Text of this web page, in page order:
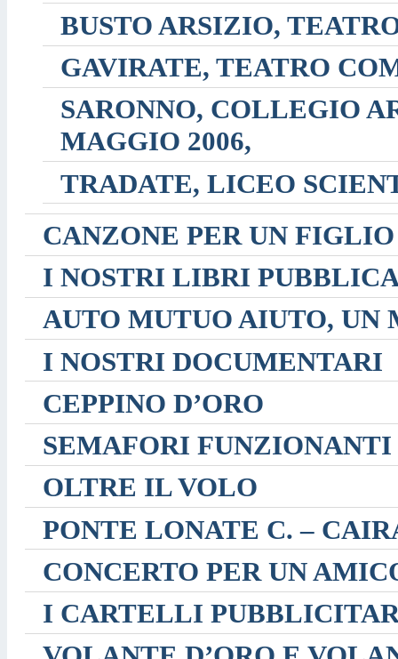
BUSTO ARSIZIO,
GAVIRATE, TEATRO
SARONNO, COLLEGIO
MAGGIO 2006,
TRADATE, LICEO
CANZONE PER UN FIGLIO
I NOSTRI LIBRI
AUTO MUTUO AIUTO, UN
I NOSTRI DOCUMENTARI
CEPPINO D’ORO
SEMAFORI
OLTRE IL VOLO
PONTE LONATE C. –
CONCERTO PER UN
I CARTELLI